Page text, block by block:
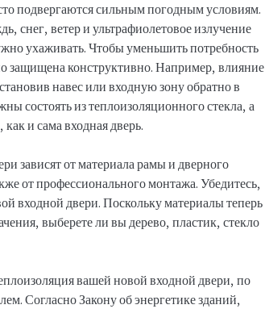
подвергаются сильным погодным условиям.
снег, ветер и ультрафиолетовое излучение
ухаживать. Чтобы уменьшить потребность
защищена конструктивно. Например, влияние
навес или входную зону обратно в
состоять из теплоизоляционного стекла, а
и сама входная дверь.
зависят от материала рамы и дверного
от профессионального монтажа. Убедитесь,
входной двери. Поскольку материалы теперь
выберете ли вы дерево, пластик, стекло
вашей новой входной двери, по
Согласно Закону об энергетике зданий,